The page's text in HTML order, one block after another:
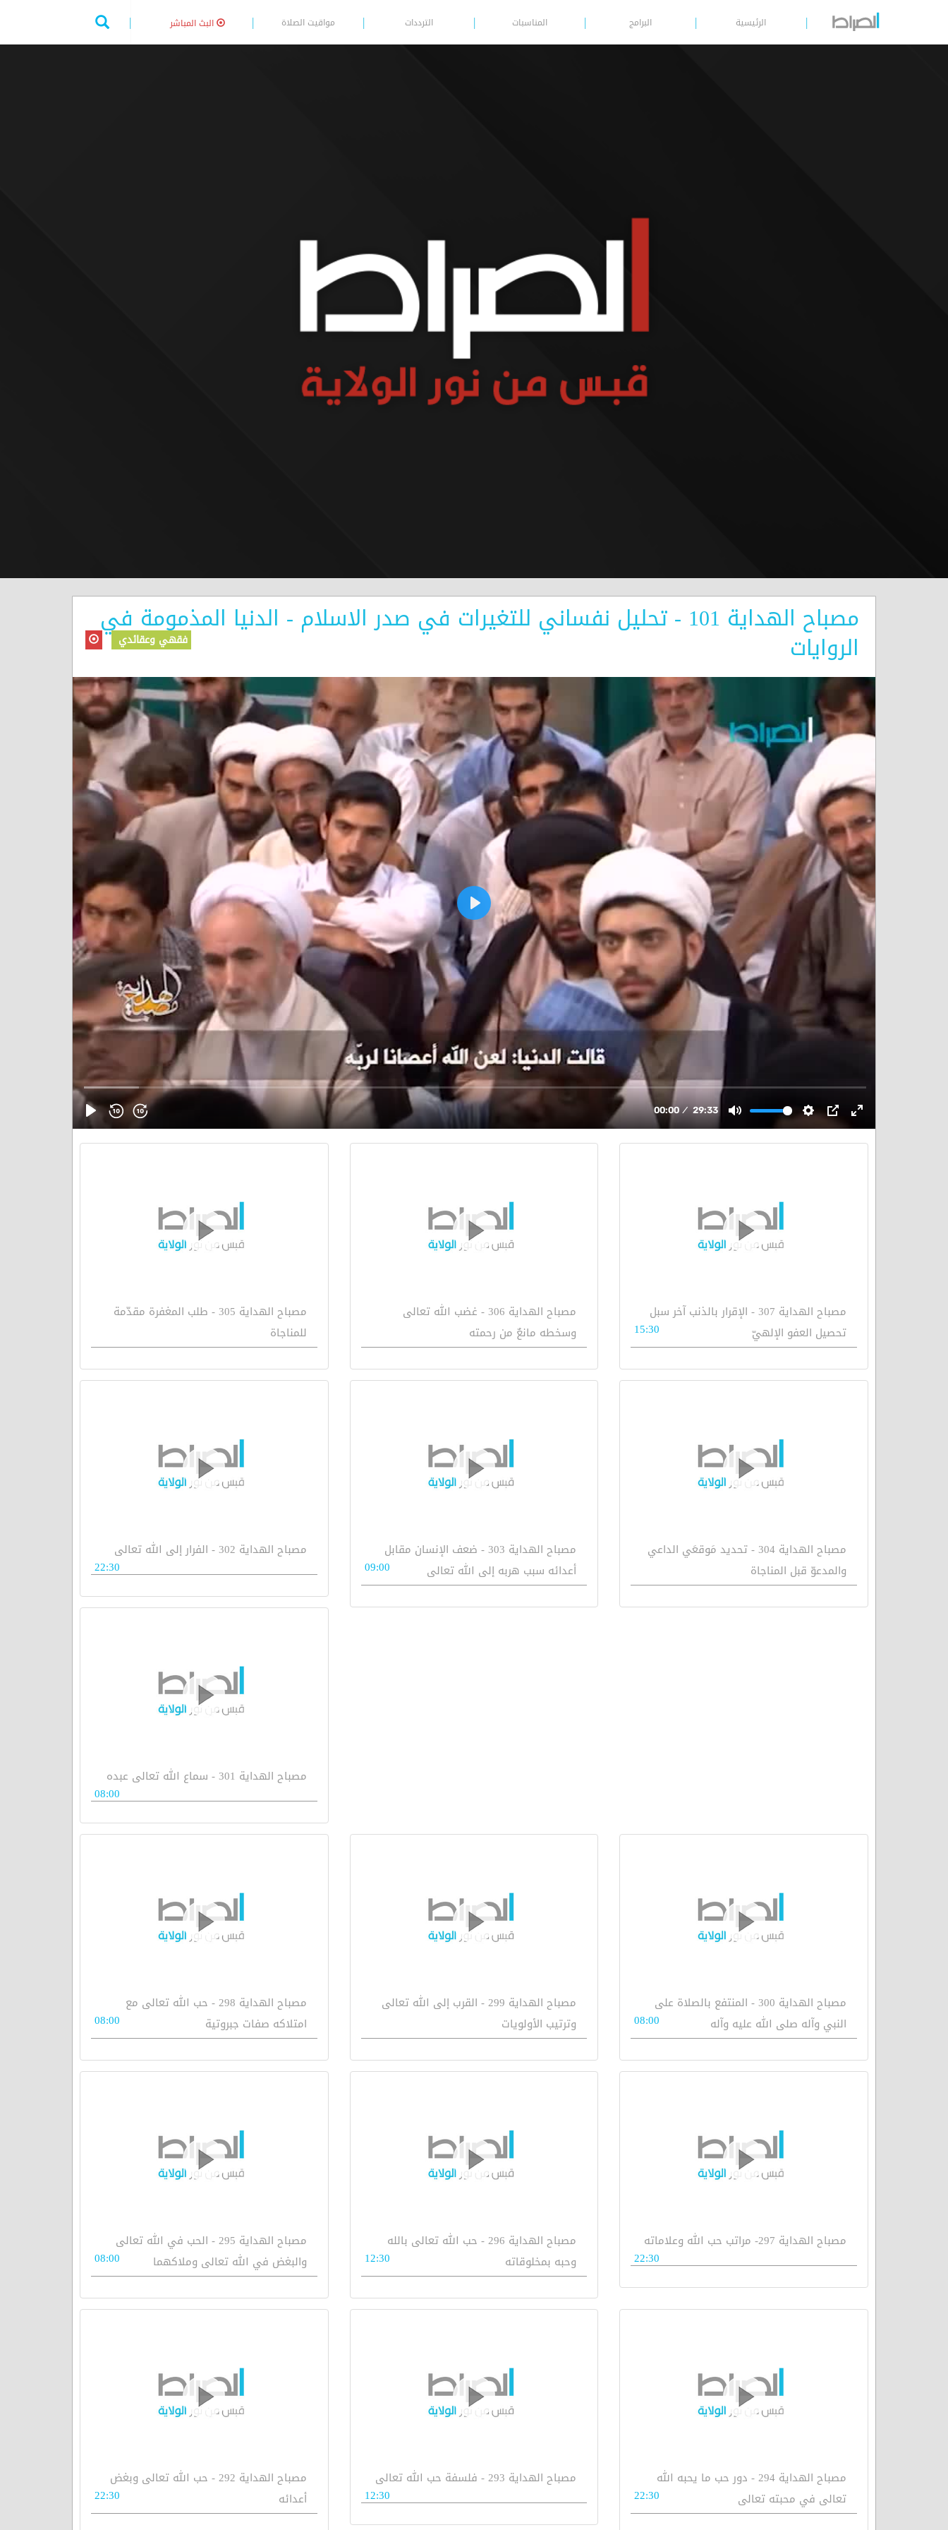
الرئيسية البرامج المناسبات الترددات مواقيت الصلاة البث المباشر
مصباح الهداية 101 - تحليل نفساني للتغيرات في صدر الاسلام - الدنيا المذمومة في
الروايات فقهي وعقائدي
مصباح الهداية 307 - الإقرار بالذنب آخر سبل
تحصيل العفو الإلهيّ
15:30
مصباح الهداية 306 - غضب الله تعالى
وسخطه مانعٌ من رحمته
مصباح الهداية 305 - طلب المغفرة مقدّمة
للمناجاة
مصباح الهداية 304 - تحديد مَوقعَي الداعي
والمدعوّ قبل المناجاة
مصباح الهداية 303 - ضعف الإنسان مقابل
أعدائه سبب هربه إلى الله تعالى
09:00
مصباح الهداية 302 - الفرار إلى الله تعالى
22:30
مصباح الهداية 301 - سماع الله تعالى عبده
08:00
مصباح الهداية 300 - المنتفع بالصلاة على
النبي وآله صلى الله عليه وآله
08:00
مصباح الهداية 299 - القرب إلى الله تعالى
وترتيب الأولويات
مصباح الهداية 298 - حب الله تعالى مع
امتلاكه صفات جبروتية
08:00
مصباح الهداية 297- مراتب حب الله وعلاماته
22:30
مصباح الهداية 296 - حب الله تعالى بالله
وحبه بمخلوقاته
12:30
مصباح الهداية 295 - الحب في الله تعالى
والبغض في الله تعالى وملاكهما
08:00
مصباح الهداية 294 - دور حب ما يحبه الله
تعالى في محبته تعالى
22:30
مصباح الهداية 293 - فلسفة حب الله تعالى
12:30
مصباح الهداية 292 - حب الله تعالى وبغض
أعدائه
22:30